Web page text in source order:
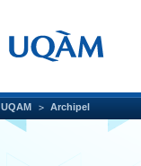
UQAM Archipel